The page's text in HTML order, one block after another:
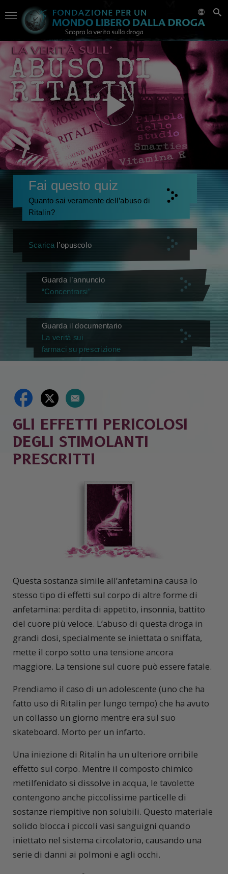
Fai questo quiz
Quanto sai veramente dell’abuso di
Ritalin?
Scarica l’opuscolo
Guarda l’annuncio
“Concentrarsi”
Guarda il documentario
La verità sui
farmaci su prescrizione
GLI EFFETTI PERICOLOSI
DEGLI STIMOLANTI
PRESCRITTI
Questa sostanza simile all’anfetamina causa lo
stesso tipo di effetti sul corpo di altre forme di
anfetamina: perdita di appetito, insonnia, battito
del cuore più veloce. L’abuso di questa droga in
grandi dosi, specialmente se iniettata o sniffata,
mette il corpo sotto una tensione ancora
maggiore. La tensione sul cuore può essere fatale.
Prendiamo il caso di un adolescente (uno che ha
fatto uso di Ritalin per lungo tempo) che ha avuto
un collasso un giorno mentre era sul suo
skateboard. Morto per un infarto.
Una iniezione di Ritalin ha un ulteriore orribile
effetto sul corpo. Mentre il composto chimico
metilfenidato si dissolve in acqua, le tavolette
contengono anche piccolissime particelle di
sostanze riempitive non solubili. Questo materiale
solido blocca i piccoli vasi sanguigni quando
iniettato nel sistema circolatorio, causando una
serie di danni ai polmoni e agli occhi.